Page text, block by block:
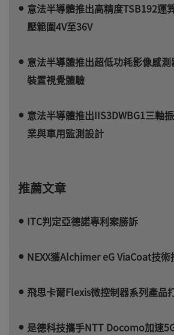
意法半導體推出高精度TSB192
壓範圍4V至36V
意法半導體推出超低功耗影像感
裝置視覺體驗
意法半導體推出IIS3DWBG1三軸
業與車用監測設計
推薦文章
ITC判定亞德諾專利案勝訴
NEXX獲Alchimer eG ViaCoat技術
飛思卡爾Flexis微控制器系列產品
是德科技攜手NTT Docomo加速